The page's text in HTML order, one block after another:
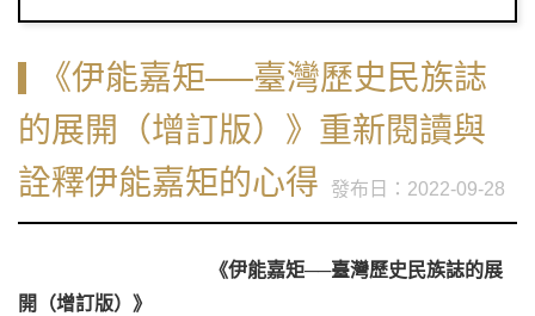
《伊能嘉矩──臺灣歷史民族誌
的展開（增訂版）》重新閱讀與
詮釋伊能嘉矩的心得
2022-09-28
《伊能嘉矩──臺灣歷史民族誌的展
開（增訂版）》